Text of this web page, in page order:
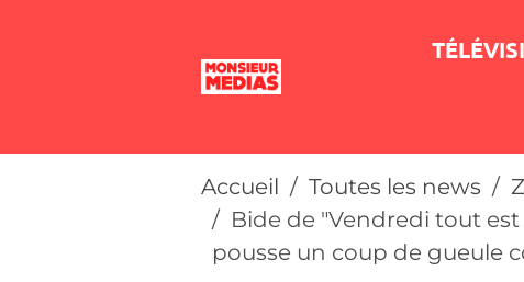
Accueil Toutes les news
Bide de "Vendredi tout
pousse un coup de gueule